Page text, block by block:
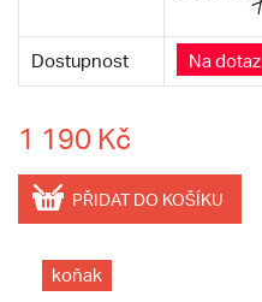
Dostupnost Na dotaz
1 190 Kč
PŘIDAT DO KOŠÍKU
koňak